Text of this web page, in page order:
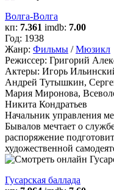
Волга-Волга
кп: 7.361 imdb: 7.00
Год: 1938
Жанр: Фильмы /Мюзикл
Режиссер: Григорий
Актеры: Игорь
Андрей Тутышкин,
Мария Миронова,
Никита Кондратьев
Начальник управления
Бывалов мечтает о
распоряжение
художественной
Гусарская баллада